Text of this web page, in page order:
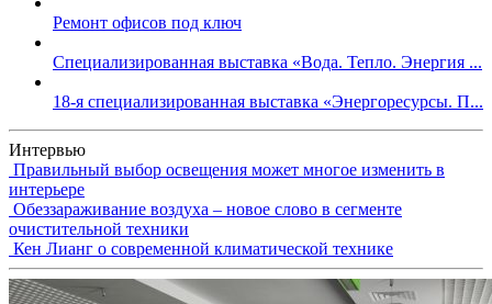
Ремонт офисов под ключ
Специализированная выставка «Вода. Тепло. Энергия ...
18-я специализированная выставка «Энергоресурсы. П...
Интервью
Правильный выбор освещения может многое изменить в
интерьере
Обеззараживание воздуха – новое слово в сегменте
очистительной техники
Кен Лианг о современной климатической технике